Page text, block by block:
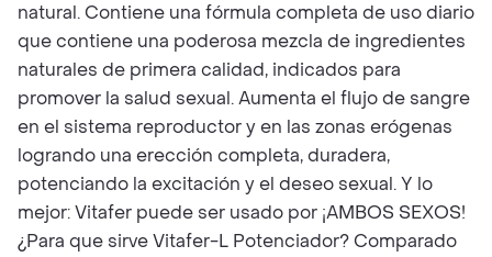
natural. Contiene una fórmula completa de uso diario
que contiene una poderosa mezcla de ingredientes
naturales de primera calidad, indicados para
promover la salud sexual. Aumenta el flujo de sangre
en el sistema reproductor y en las zonas erógenas
logrando una erección completa, duradera,
potenciando la excitación y el deseo sexual. Y lo
mejor: Vitafer puede ser usado por ¡AMBOS SEXOS!
¿Para que sirve Vitafer-L Potenciador? Comparado